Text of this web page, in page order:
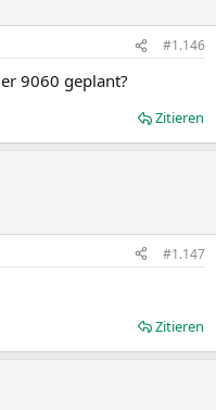
#1.146
9060 geplant?
Zitieren
#1.147
Zitieren